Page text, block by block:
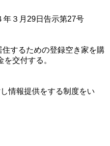
年３月29日告示第27号
するための登録空き家を購
交付する。
情報提供をする制度をい